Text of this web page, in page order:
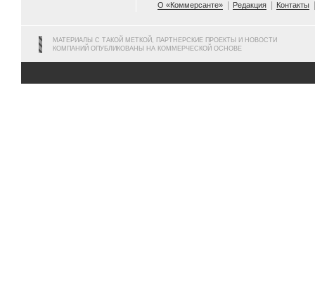
О «Коммерсанте»
Редакция Контакты
МАТЕРИАЛЫ С ТАКОЙ МЕТКОЙ, ПАРТНЕРСКИЕ ПРОЕКТЫ И НОВОСТИ
КОМПАНИЙ ОПУБЛИКОВАНЫ НА КОММЕРЧЕСКОЙ ОСНОВЕ